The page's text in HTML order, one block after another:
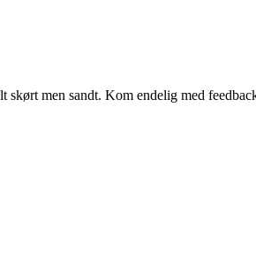
skørt men sandt. Kom endelig med